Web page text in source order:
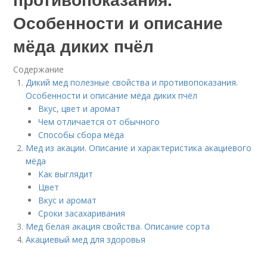
Особенности и описание
мёда диких пчёл
Содержание
Дикий мед полезные свойства и противопоказания.
Особенности и описание мёда диких пчёл
Вкус, цвет и аромат
Чем отличается от обычного
Способы сбора мёда
Мед из акации. Описание и характеристика акациевого
мёда
Как выглядит
Цвет
Вкус и аромат
Сроки засахаривания
Мед белая акация свойства. Описание сорта
Акациевый мед для здоровья